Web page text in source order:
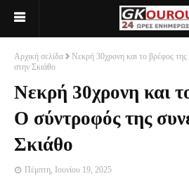
Αρχική σελίδα
Νεκρή 30χρονη και το βρέφος
στην Σκιάθο
Νεκρή 30χρονη και
Ο σύντροφός της
Σκιάθο
Πέμπτη, Ιουνίου 19, 2025